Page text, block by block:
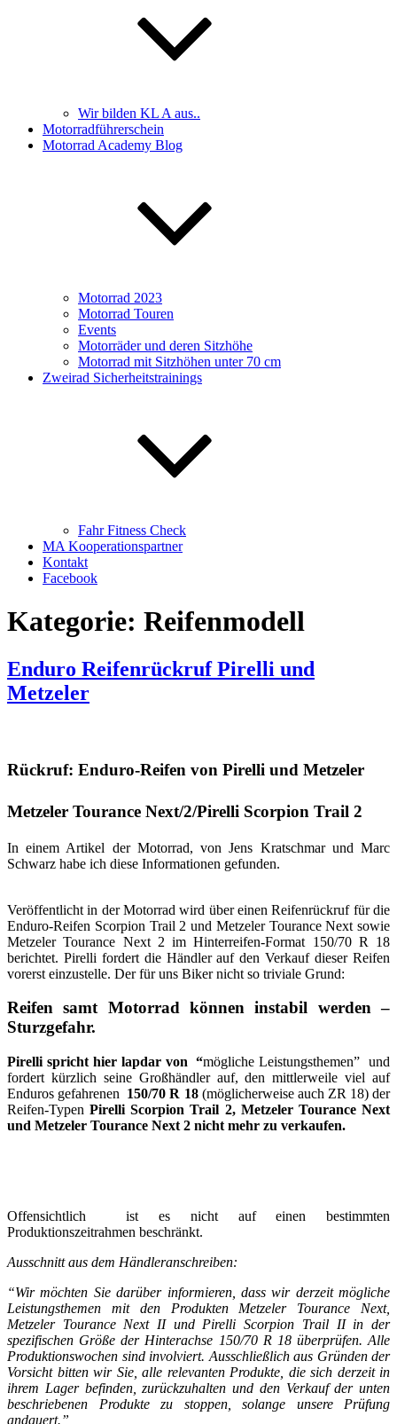
Wir bilden KL A aus..
Motorradführerschein
Motorrad Academy Blog
Motorrad 2023
Motorrad Touren
Events
Motorräder und deren Sitzhöhe
Motorrad mit Sitzhöhen unter 70 cm
Zweirad Sicherheitstrainings
Fahr Fitness Check
MA Kooperationspartner
Kontakt
Facebook
Kategorie: Reifenmodell
Enduro Reifenrückruf Pirelli und
Metzeler
Rückruf: Enduro-Reifen von Pirelli und Metzeler
Metzeler Tourance Next/2/Pirelli Scorpion Trail 2
In einem Artikel der Motorrad, von Jens Kratschmar und Marc
Schwarz habe ich diese Informationen gefunden.
Veröffentlicht in der Motorrad wird über einen Reifenrückruf für die
Enduro-Reifen Scorpion Trail 2 und Metzeler Tourance Next sowie
Metzeler Tourance Next 2 im Hinterreifen-Format 150/70 R 18
berichtet. Pirelli fordert die Händler auf den Verkauf dieser Reifen
vorerst einzustelle. Der für uns Biker nicht so triviale Grund:
Reifen samt Motorrad können instabil werden –
Sturzgefahr.
Pirelli spricht hier lapdar von“mögliche Leistungsthemen” und
fordert kürzlich seine Großhändler auf, den mittlerweile viel auf
Enduros gefahrenen 150/70 R 18(möglicherweise auch ZR 18) der
Reifen-TypenPirelli Scorpion Trail 2, Metzeler Tourance Next
und Metzeler Tourance Next 2 nicht mehr zu verkaufen.
Offensichtlich ist es nicht auf einen bestimmten
Produktionszeitrahmen beschränkt.
Ausschnitt aus dem Händleranschreiben:
“Wir möchten Sie darüber informieren, dass wir derzeit mögliche
Leistungsthemen mit den Produkten Metzeler Tourance Next,
Metzeler Tourance Next II und Pirelli Scorpion Trail II in der
spezifischen Größe der Hinterachse 150/70 R 18 überprüfen. Alle
Produktionswochen sind involviert. Ausschließlich aus Gründen der
Vorsicht bitten wir Sie, alle relevanten Produkte, die sich derzeit in
ihrem Lager befinden, zurückzuhalten und den Verkauf der unten
beschriebenen Produkte zu stoppen, solange unsere Prüfung
andauert.”